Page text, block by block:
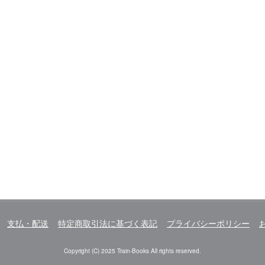
支払・配送 特定商取引法に基づく表記 プライバシーポリシー
Copyright (C) 2025 Train-Books All rights reserved.